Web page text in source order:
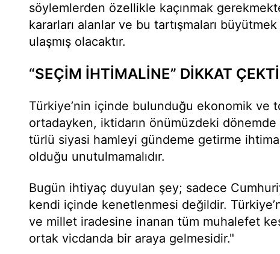
söylemlerden özellikle kaçınmak
kararları alanlar ve bu tartışmaları
ulaşmış olacaktır.
“SEÇİM İHTİMALİNE” DİKKAT ÇEKTİ
Türkiye’nin içinde bulunduğu ekonomik ve
ortadayken, iktidarın önümüzdeki dönemde
türlü siyasi hamleyi gündeme getirme
olduğu unutulmamalıdır.
Bugün ihtiyaç duyulan şey; sadece
kendi içinde kenetlenmesi değildir.
ve millet iradesine inanan tüm muhalefet
ortak vicdanda bir araya gelmesidir."